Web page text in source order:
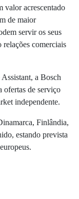
valor acrescentado
de maior
servir os seus
comerciais
a Bosch
ofertas de serviço
independente.
Finlândia,
estando prevista